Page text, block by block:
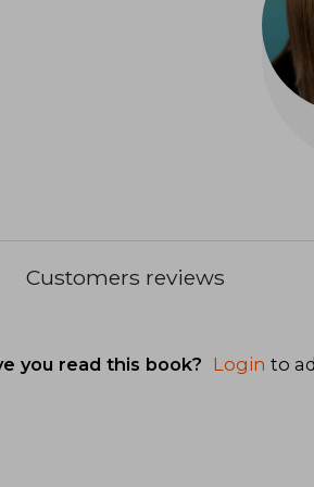
Customers reviews
you read this book? Login to